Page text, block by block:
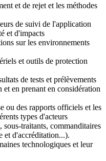
et de rejet et les méthodes
de suivi de l'application
et d'impacts
sur les environnements
et outils de protection
de tests et prélèvements
en prenant en considération
ou des rapports officiels et les
types d'acteurs
sous-traitants, commanditaires
et d'accréditation...).
technologiques et leur